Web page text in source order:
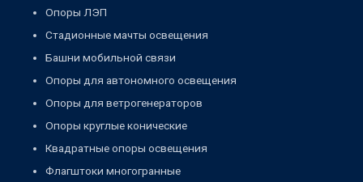
Опоры ЛЭП
Стадионные мачты освещения
Башни мобильной связи
Опоры для автономного освещения
Опоры для ветрогенераторов
Опоры круглые конические
Квадратные опоры освещения
Флагштоки многогранные